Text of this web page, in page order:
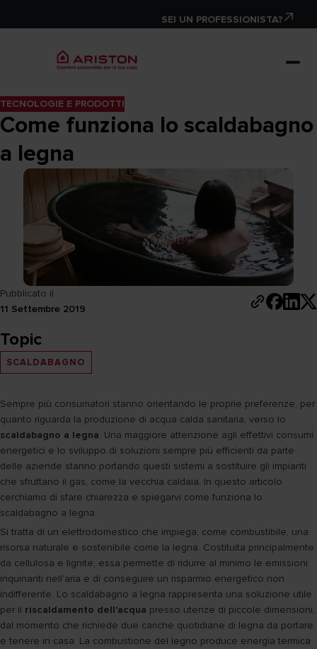
SEI UN PROFESSIONISTA?
TECNOLOGIE E PRODOTTI
Come funziona lo scaldabagno
a legna
Pubblicato il
11 Settembre 2019
Topic
SCALDABAGNO
Sempre più consumatori stanno orientando le proprie preferenze, per
quanto riguarda la produzione di acqua calda sanitaria, verso lo
scaldabagno a legna. Una maggiore attenzione agli effettivi consumi
energetici e lo sviluppo di soluzioni sempre più efficienti da parte
delle aziende stanno portando questi sistemi a sostituire gli impianti
che sfruttano il gas, come la vecchia caldaia. In questo articolo
cerchiamo di sfare chiarezza e spiegarvi come funziona lo
scaldabagno a legna.
Si tratta di un elettrodomestico che impiega, come combustibile, una
risorsa naturale e sostenibile come la legna. Costituita principalmente
da cellulosa e lignite, essa permette di ridurre al minimo le emissioni
inquinanti nell'aria e di conseguire un risparmio energetico non
indifferente. Lo scaldabagno a legna rappresenta una soluzione utile
per il riscaldamento dell'acqua presso utenze di piccole dimensioni,
dal momento che richiede due cariche quotidiane di legna da portare
e tenere in casa. La combustione del legno produce energia termica